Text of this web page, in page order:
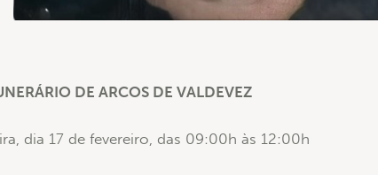
DE ARCOS DE VALDEVEZ
dia 17 de fevereiro, das 09:00h às 12:00h